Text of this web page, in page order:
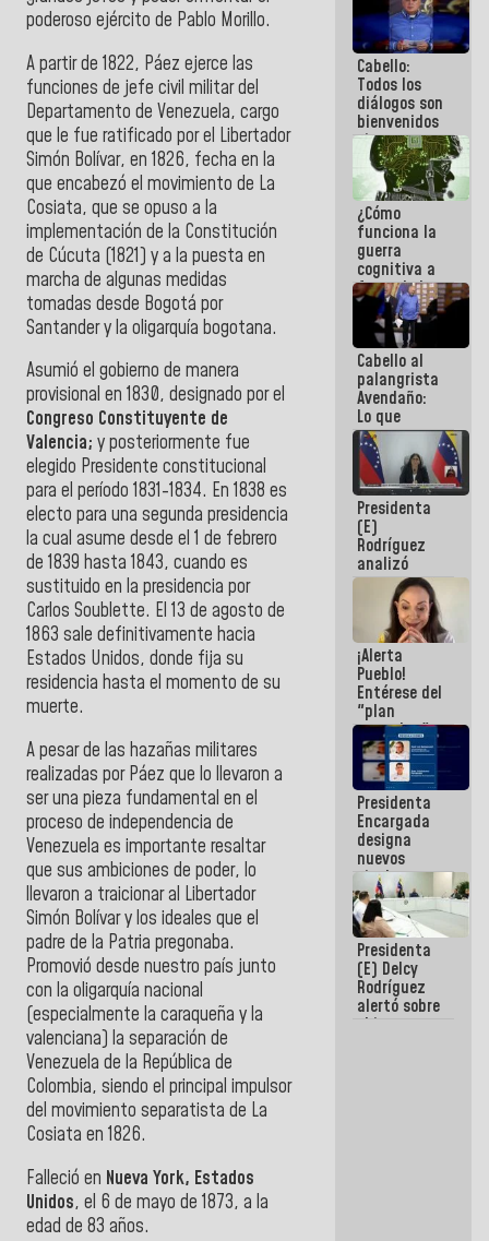
poderoso ejército de Pablo Morillo.
A partir de 1822, Páez ejerce las
funciones de jefe civil militar del
Departamento de Venezuela, cargo
que le fue ratificado por el Libertador
Simón Bolívar, en 1826, fecha en la
que encabezó el movimiento de La
Cosiata, que se opuso a la
implementación de la Constitución
de Cúcuta (1821) y a la puesta en
marcha de algunas medidas
tomadas desde Bogotá por
Santander y la oligarquía bogotana.
Asumió el gobierno de manera
provisional en 1830, designado por el
Congreso Constituyente de
Valencia; y posteriormente fue
elegido Presidente constitucional
para el período 1831-1834. En 1838 es
electo para una segunda presidencia
la cual asume desde el 1 de febrero
de 1839 hasta 1843, cuando es
sustituido en la presidencia por
Carlos Soublette. El 13 de agosto de
1863 sale definitivamente hacia
Estados Unidos, donde fija su
residencia hasta el momento de su
muerte.
A pesar de las hazañas militares
realizadas por Páez que lo llevaron a
ser una pieza fundamental en el
proceso de independencia de
Venezuela es importante resaltar
que sus ambiciones de poder, lo
llevaron a traicionar al Libertador
Simón Bolívar y los ideales que el
padre de la Patria pregonaba.
Promovió desde nuestro país junto
con la oligarquía nacional
(especialmente la caraqueña y la
valenciana) la separación de
Venezuela de la República de
Colombia, siendo el principal impulsor
del movimiento separatista de La
Cosiata en 1826.
Falleció en Nueva York, Estados
Unidos, el 6 de mayo de 1873, a la
edad de 83 años.
las
operaciones
en el
Aeropuerto
Internacional
de
Maiquetía
Cabello:
Todos los
diálogos son
bienvenidos
siempre que
estén en el
marco de la
Constitución
de la
República
¿Cómo
funciona la
guerra
cognitiva a
favor de la
narrativa
hegemónica?
(1)
Cabello al
palangrista
Avendaño:
Lo que
vayas a
escribir
hazlo hoy
por que no
sabemos si
la semana
que viene
hay
programa
Presidenta
(E)
Rodríguez
analizó
junto a
gobernadores
planes de
recuperación
del Sistema
Eléctrico
Nacional
¡Alerta
Pueblo!
Entérese del
"plan
enjambre"
de La Sayo
para
sabotear el
diálogo y
promover el
caos
Presidenta
Encargada
designa
nuevos
titulares en
el
Viceministerio
de Energía
Eléctrica y
CORPOELEC
Presidenta
(E) Delcy
Rodríguez
alertó sobre
el impacto